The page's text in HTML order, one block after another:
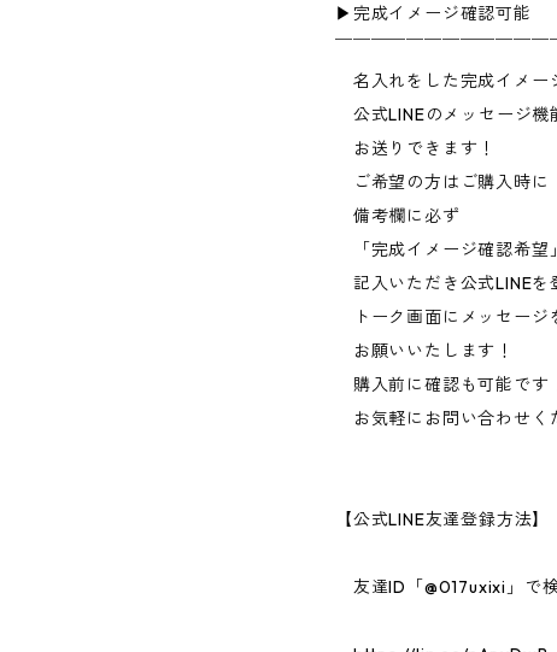
▶︎完成イメージ確認可能
￣￣￣￣￣￣￣￣￣￣￣￣
名入れをした完成イメー
公式LINEのメッセージ機
お送りできます！
ご希望の方はご購入時に
備考欄に必ず
「完成イメージ確認希望
記入いただき公式LINEを
トーク画面にメッセージ
お願いいたします！
購入前に確認も可能です
お気軽にお問い合わせく
【公式LINE友達登録方法】
友達ID「@017uxixi」で